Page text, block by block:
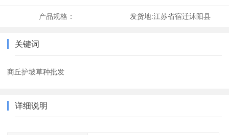
产品规格： 发货地:江苏省宿迁沭阳县
关键词
商丘护坡草种批发
详细说明